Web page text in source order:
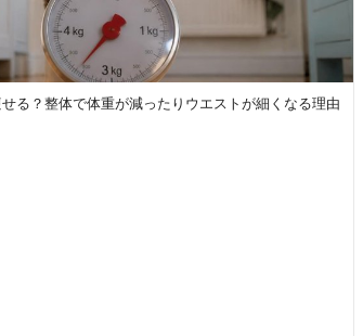
る？整体で体重が減ったりウエストが細くなる理由